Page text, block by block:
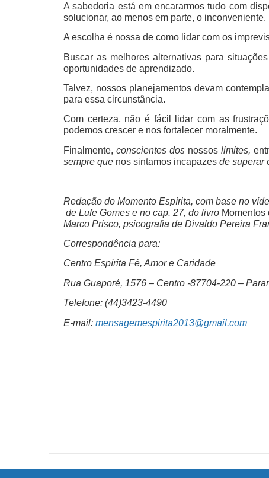
A sabedoria está em encararmos tudo com
solucionar, ao menos em parte, o inconveniente.
A escolha é nossa de como lidar com os
Buscar as melhores alternativas para
oportunidades de aprendizado.
Talvez, nossos planejamentos devam
para essa circunstância.
Com certeza, não é fácil lidar com as
podemos crescer e nos fortalecer moralmente.
Finalmente, conscientes dos nossos limites,
sempre que nos sintamos incapazes de superar
Redação do Momento Espírita, com base no
de Lufe Gomes e no cap. 27, do livro Momentos
Marco Prisco, psicografia de Divaldo Pereira
Correspondência para:
Centro Espírita Fé, Amor e Caridade
Rua Guaporé, 1576 – Centro -87704-220 –
Telefone: (44)3423-4490
E-mail: mensagemespirita2013@gmail.com